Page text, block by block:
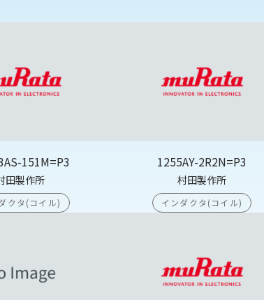
151M=P3
田製作所
クタ(コイル)
1255AY-2R2N=P3
村田製作所
インダクタ(コイル)